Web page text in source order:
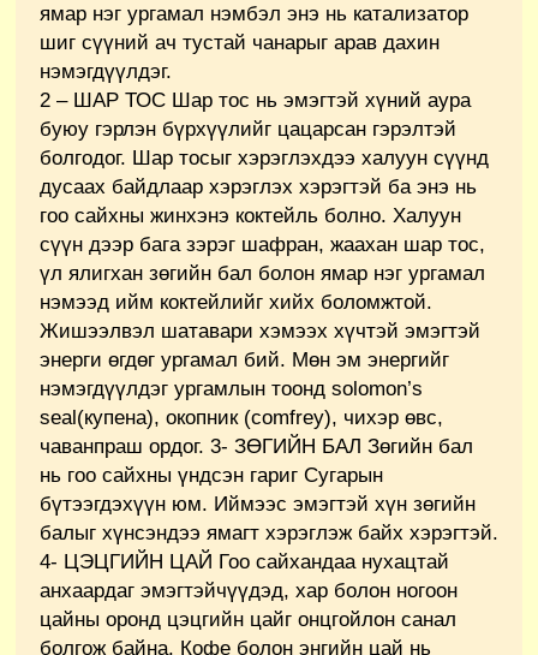
ямар нэг ургамал нэмбэл энэ нь катализатор
шиг сүүний ач тустай чанарыг арав дахин
нэмэгдүүлдэг.
2 – ШАР ТОС Шар тос нь эмэгтэй хүний аура
буюу гэрлэн бүрхүүлийг цацарсан гэрэлтэй
болгодог. Шар тосыг хэрэглэхдээ халуун сүүнд
дусаах байдлаар хэрэглэх хэрэгтэй ба энэ нь
гоо сайхны жинхэнэ коктейль болно. Халуун
сүүн дээр бага зэрэг шафран, жаахан шар тос,
үл ялигхан зөгийн бал болон ямар нэг ургамал
нэмээд ийм коктейлийг хийх боломжтой.
Жишээлвэл шатавари хэмээх хүчтэй эмэгтэй
энерги өгдөг ургамал бий. Мөн эм энергийг
нэмэгдүүлдэг ургамлын тоонд solomon’s
seal(купена), окопник (comfrey), чихэр өвс,
чаванпраш ордог. 3- ЗӨГИЙН БАЛ Зөгийн бал
нь гоо сайхны үндсэн гариг Сугарын
бүтээгдэхүүн юм. Иймээс эмэгтэй хүн зөгийн
балыг хүнсэндээ ямагт хэрэглэж байх хэрэгтэй.
4- ЦЭЦГИЙН ЦАЙ Гоо сайхандаа нухацтай
анхаардаг эмэгтэйчүүдэд, хар болон ногоон
цайны оронд цэцгийн цайг онцгойлон санал
болгож байна. Кофе болон энгийн цай нь